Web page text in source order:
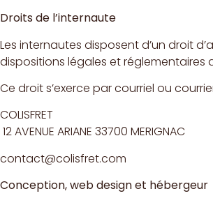
Droits de l’internaute
Les internautes disposent d’un droit
dispositions légales et réglementaires
Ce droit s’exerce par courriel ou
COLISFRET
12 AVENUE ARIANE 33700 MERIGNAC
contact@colisfret.com
Conception, web design et hébergeur